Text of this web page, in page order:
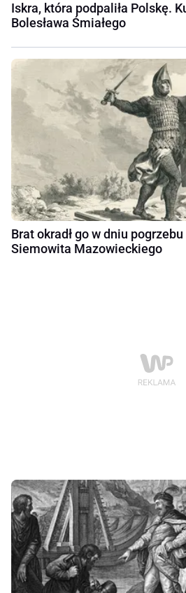
Iskra, która podpaliła Polskę.
Bolesława Śmiałego
Brat okradł go w dniu
Siemowita Mazowieckiego